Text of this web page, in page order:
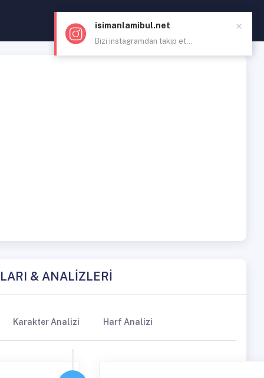
& ANALİZLERİ
Karakter Analizi Harf Analizi
×
isimanlamibul.net
Bizi instagramdan takip et...